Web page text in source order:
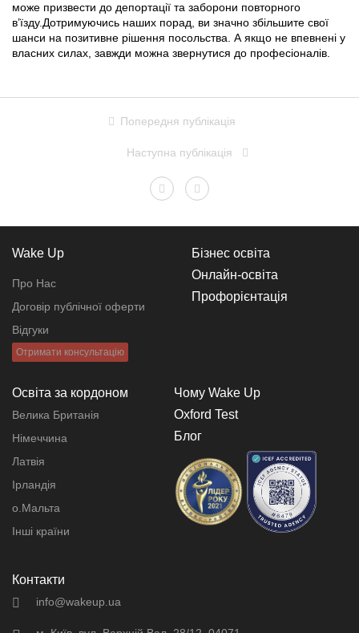
може призвести до депортації та заборони повторного
в’їзду.Дотримуючись наших порад, ви значно збільшите свої
шанси на позитивне рішення посольства. А якщо не впевнені у
власних силах, завжди можна звернутися до професіоналів.
Попередня публікація
Наступна публікація
Wake Up
Про Нас
Договір публічної оферти
Відгуки
Отримати консультацію
Бізнес освіта
Онлайн-освіта
Профорієнтація
Освіта за кордоном
Велика Британія
Німеччина
Латвія
Ірландія
о.Мальта
Інші країни
Чому Wake Up
Oxford Test
Блог
Контакти
info@wakeup.ua